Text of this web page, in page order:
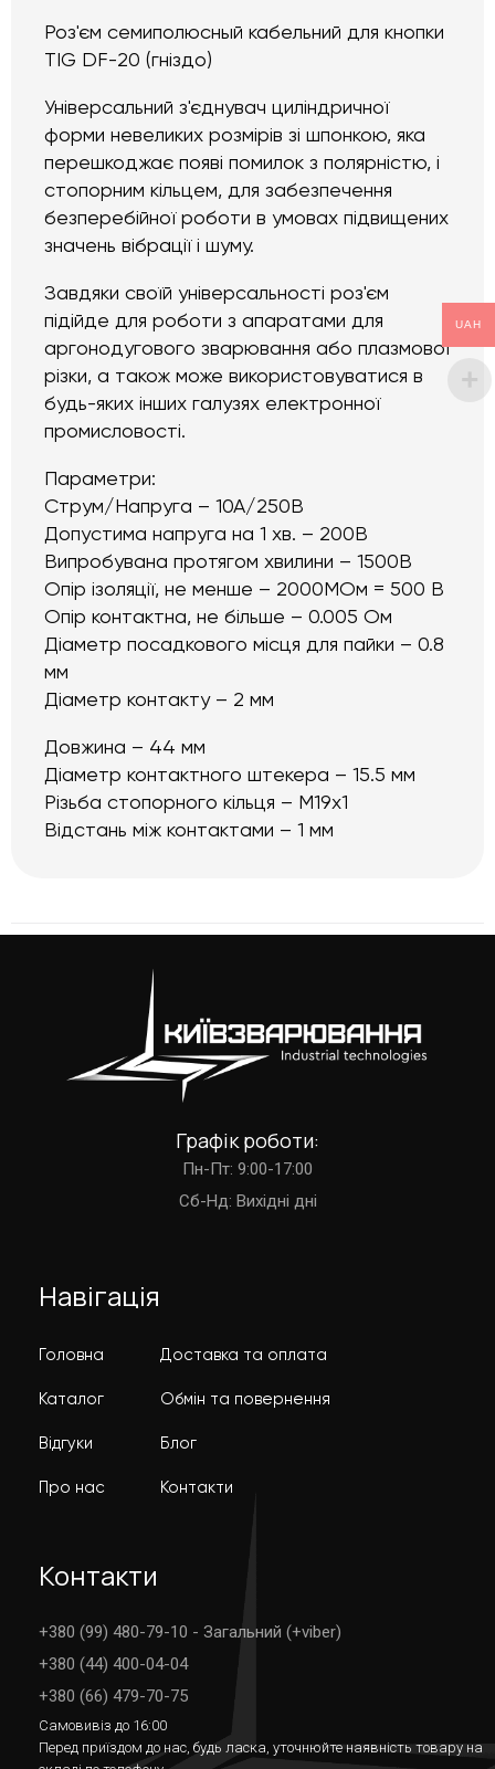
Роз'єм семиполюсный кабельний для кнопки
TIG DF-20 (гніздо)
Універсальний з'єднувач циліндричної
форми невеликих розмірів зі шпонкою, яка
перешкоджає появі помилок з полярністю, і
стопорним кільцем, для забезпечення
безперебійної роботи в умовах підвищених
значень вібрації і шуму.
Завдяки своїй універсальності роз'єм
підійде для роботи з апаратами для
аргонодугового зварювання або плазмової
різки, а також може використовуватися в
будь-яких інших галузях електронної
промисловості.
Параметри:
Струм/Напруга – 10А/250В
Допустима напруга на 1 хв. – 200В
Випробувана протягом хвилини – 1500В
Опір ізоляції, не менше – 2000МОм = 500 В
Опір контактна, не більше – 0.005 Ом
Діаметр посадкового місця для пайки – 0.8
мм
Діаметр контакту – 2 мм
Довжина – 44 мм
Діаметр контактного штекера – 15.5 мм
Різьба стопорного кільця – М19х1
Відстань між контактами – 1 мм
Графік роботи:
Пн-Пт: 9:00-17:00
Cб-Нд: Вихідні дні
Навігація
Головна
Каталог
Відгуки
Про нас
Доставка та оплата
Обмін та повернення
Блог
Контакти
Контакти
+380 (99) 480-79-10 - Загальний (+viber)
+380 (44) 400-04-04
+380 (66) 479-70-75
Самовивіз до 16:00
Перед приїздом до нас, будь ласка, уточнюйте наявність товару на
UAH